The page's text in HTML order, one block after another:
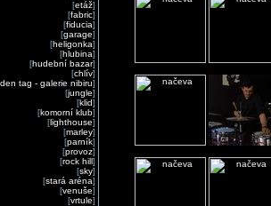
[etáž]
[fabric]
[fiducia]
[garage]
[heligonka]
[hlubina]
[hudební bazar]
[chlív]
tag - galerie nibiru]
[jungle]
[klid]
[komorní klub]
[lighthouse]
[marley]
[parník]
[provoz]
[rock hill]
[sky]
[stará aréna]
[venuše]
[vrtule]